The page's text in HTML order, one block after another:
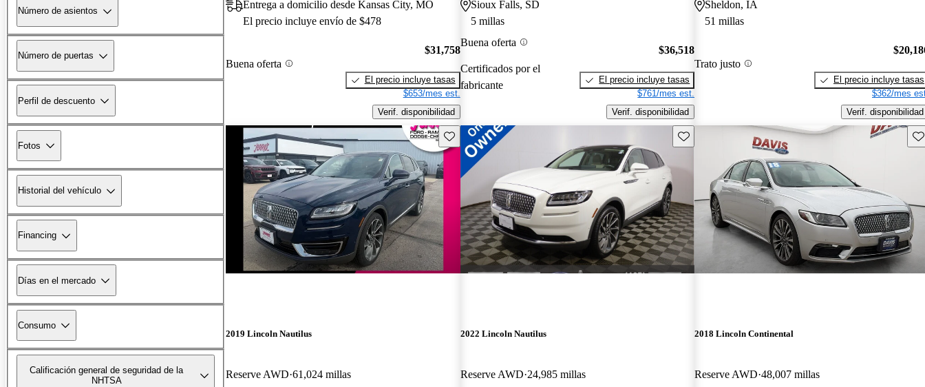
Número de asientos
Número de puertas
Perfil de descuento
Fotos
Historial del vehículo
Financing
Días en el mercado
Consumo
Calificación general de seguridad de la
NHTSA
Entrega a domicilio desde Kansas City, MO
El precio incluye envío de $478
Buena oferta
$31,758
El precio incluye tasas
$653/mes est.
Verif. disponibilidad
Sioux Falls, SD
5 millas
Buena oferta
Certificados por el
fabricante
$36,518
El precio incluye tasas
$761/mes est.
Verif. disponibilidad
Sheldon, IA
51 millas
Trato justo
El precio incluye tasas
$362/mes
Verif. disponibilidad
Guarda este Aviso
2019 Lincoln Nautilus
Reserve AWD 61,024 millas
Guarda este Aviso
2022 Lincoln Nautilus
Reserve AWD 24,985 millas
2018 Lincoln Continental
Reserve AWD 48,007 millas